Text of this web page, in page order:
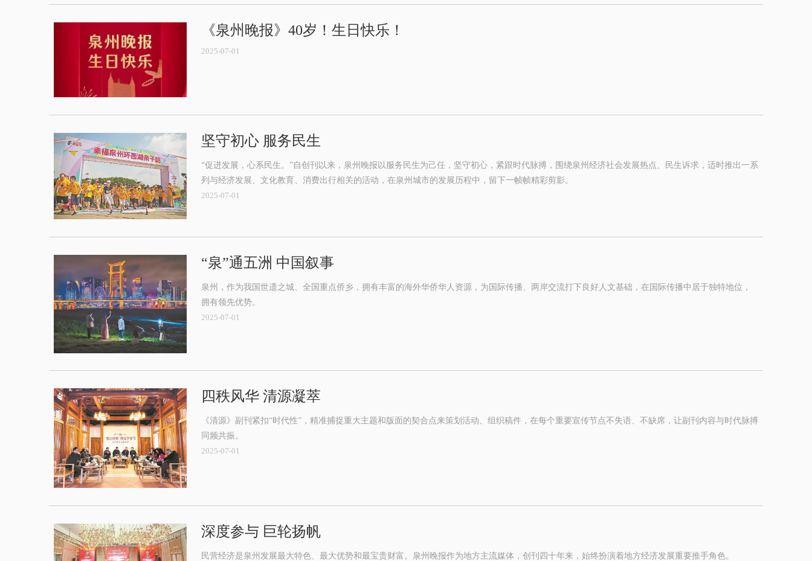
《泉州晚报》40岁！生日快乐！
2025-07-01
坚守初心 服务民生
“促进发展，心系民生。”自创刊以来，泉州晚报以服务民生为己任，坚守初心，紧跟时代脉搏，围绕泉州经济社会发展热点、民生诉求，适时推出一系
列与经济发展、文化教育、消费出行相关的活动，在泉州城市的发展历程中，留下一帧帧精彩剪影。
2025-07-01
“泉”通五洲 中国叙事
泉州，作为我国世遗之城、全国重点侨乡，拥有丰富的海外华侨华人资源，为国际传播、两岸交流打下良好人文基础，在国际传播中居于独特地位，
拥有领先优势。
2025-07-01
四秩风华 清源凝萃
《清源》副刊紧扣“时代性”，精准捕捉重大主题和版面的契合点来策划活动、组织稿件，在每个重要宣传节点不失语、不缺席，让副刊内容与时代脉搏
同频共振。
2025-07-01
深度参与 巨轮扬帆
民营经济是泉州发展最大特色、最大优势和最宝贵财富。泉州晚报作为地方主流媒体，创刊四十年来，始终扮演着地方经济发展重要推手角色。